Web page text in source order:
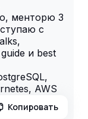
менторю 3
с
и best
AWS
Копировать